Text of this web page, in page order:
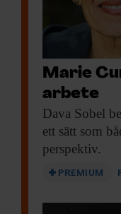
Marie
arbete
Dava Sobel
ett sätt som
perspektiv.
PREMIUM